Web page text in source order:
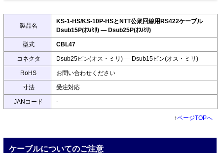
製品名
KS-1-HS/KS-10P-HSとNTT公衆回線用RS422ケーブル
Dsub15P(ｵｽ/ﾐﾘ) ― Dsub25P(ｵｽ/ﾐﾘ)
型式 CBL47
コネクタ Dsub25ピン(オス・ミリ) ― Dsub15ピン(オス・ミリ)
RoHS お問い合わせください
寸法 受注対応
JANコード -
↑ページTOPへ
ケーブルについてのご注意